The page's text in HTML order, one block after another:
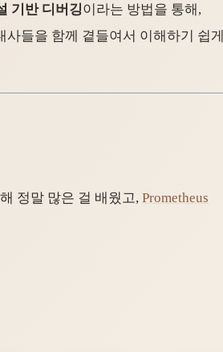
기반 디버깅이라는 방법을 통해,
들을 함께 곁들여서 이해하기 쉽게
정말 많은 걸 배웠고, Prometheus